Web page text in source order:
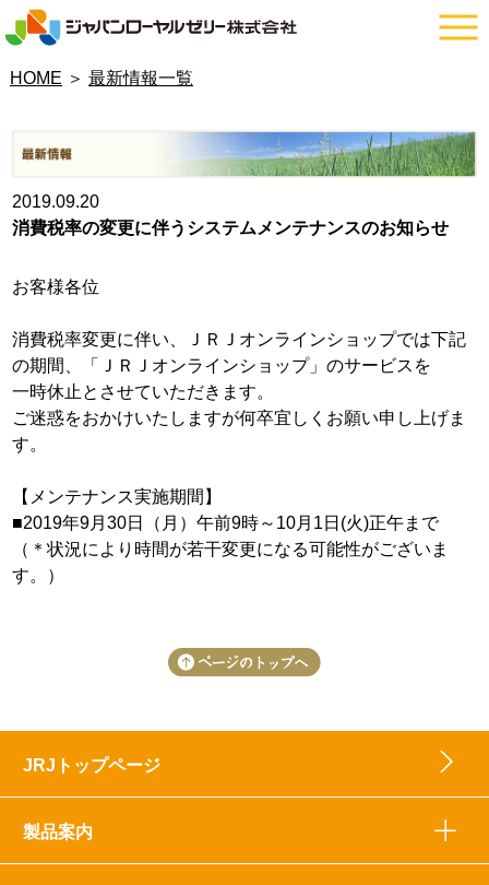
HOME ＞ 最新情報一覧
2019.09.20
消費税率の変更に伴うシステムメンテナンスのお知らせ
お客様各位
消費税率変更に伴い、ＪＲＪオンラインショップでは下記
の期間、「ＪＲＪオンラインショップ」のサービスを
一時休止とさせていただきます。
ご迷惑をおかけいたしますが何卒宜しくお願い申し上げま
す。
【メンテナンス実施期間】
■2019年9月30日（月）午前9時～10月1日(火)正午まで
（＊状況により時間が若干変更になる可能性がございま
す。）
JRJトップページ
製品案内